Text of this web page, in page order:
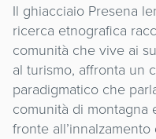
Il ghiacciaio Presena
ricerca etnografica
comunità che vive ai
al turismo, affronta un
paradigmatico che
comunità di montagna
fronte